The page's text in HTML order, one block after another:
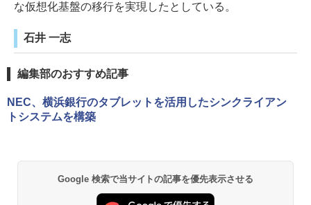
な仮想化基盤の移行を実現したとしている。
石井 一志
編集部のおすすめ記事
NEC、横浜銀行のタブレットを活用したシンクライアン
トシステムを構築
Google 検索で当サイトの記事を優先表示させる